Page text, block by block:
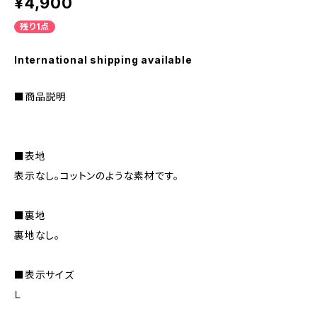
残り1点
International shipping available
■商品説明
■表地
表示なし。コットンのような素材です。
■裏地
裏地なし。
■表示サイズ
Ｌ